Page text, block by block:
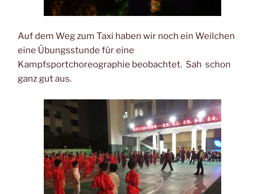
Auf dem Weg zum Taxi haben wir noch ein Weilchen
eine Übungsstunde für eine
Kampfsportchoreographie beobachtet. Sah schon
ganz gut aus.